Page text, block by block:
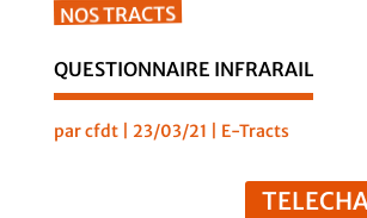
NOS TRACTS
QUESTIONNAIRE INFRARAIL
parcfdt| 23/03/21 E-Tracts